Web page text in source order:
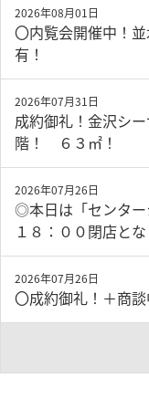
2026年08月01日
〇内覧会開催中！
有！
2026年07月31日
成約御礼！金沢シ
階！ ６３㎡！
2026年07月26日
◎本日は「センター
１８：００閉店とな
2026年07月26日
〇成約御礼！＋商